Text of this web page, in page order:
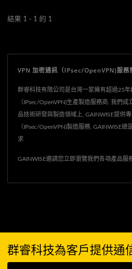
結果 1 - 1 的 1
VPN 加密通訊（IPsec/OpenVPN)服務
群睿科技有限公司是台灣一家擁有超過25
（IPsec/OpenVPN)生產製造服務商. 我們
品技術研發與製造領域上, GAINWISE提供
（IPsec/OpenVPN)製造服務, GAINWISE
求
GAINWISE邀請您立即瀏覽我們各項產品服
群睿科技為客戶提供通